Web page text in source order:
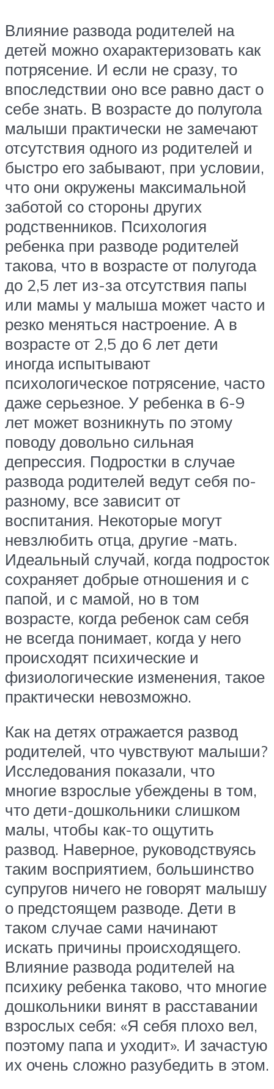
Влияние развода родителей на
детей можно охарактеризовать как
потрясение. И если не сразу, то
впоследствии оно все равно даст о
себе знать. В возрасте до полугола
малыши практически не замечают
отсутствия одного из родителей и
быстро его забывают, при условии,
что они окружены максимальной
заботой со стороны других
родственников. Психология
ребенка при разводе родителей
такова, что в возрасте от полугода
до 2,5 лет из-за отсутствия папы
или мамы у малыша может часто и
резко меняться настроение. А в
возрасте от 2,5 до 6 лет дети
иногда испытывают
психологическое потрясение, часто
даже серьезное. У ребенка в 6-9
лет может возникнуть по этому
поводу довольно сильная
депрессия. Подростки в случае
развода родителей ведут себя по-
разному, все зависит от
воспитания. Некоторые могут
невзлюбить отца, другие -мать.
Идеальный случай, когда подросток
сохраняет добрые отношения и с
папой, и с мамой, но в том
возрасте, когда ребенок сам себя
не всегда понимает, когда у него
происходят психические и
физиологические изменения, такое
практически невозможно.
Как на детях отражается развод
родителей, что чувствуют малыши?
Исследования показали, что
многие взрослые убеждены в том,
что дети-дошкольники слишком
малы, чтобы как-то ощутить
развод. Наверное, руководствуясь
таким восприятием, большинство
супругов ничего не говорят малышу
о предстоящем разводе. Дети в
таком случае сами начинают
искать причины происходящего.
Влияние развода родителей на
психику ребенка таково, что многие
дошкольники винят в расставании
взрослых себя: «Я себя плохо вел,
поэтому папа и уходит». И зачастую
их очень сложно разубедить в этом.